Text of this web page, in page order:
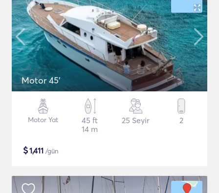
Motor 45'
Motor Yat
45 ft
14 m
25 Seyir 2
$1,411 /gün